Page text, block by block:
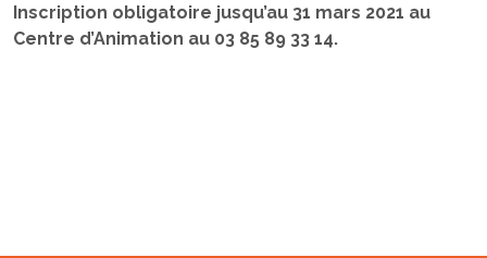
Inscription obligatoire jusqu’au 31 mars 2021 au
Centre d’Animation au 03 85 89 33 14.